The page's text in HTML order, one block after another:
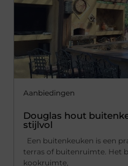
Aanbiedingen
Douglas hout
stijlvol
Een buitenkeuken is een
terras of buitenruimte. Het
kookruimte,